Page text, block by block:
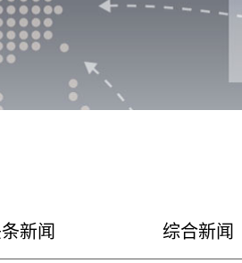
新闻 综合新闻